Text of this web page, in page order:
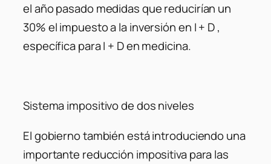
el año pasado medidas que reducirían un
30% el impuesto a la inversión en I + D ,
específica para I + D en medicina.
Sistema impositivo de dos niveles
El gobierno también está introduciendo una
importante reducción impositiva para las